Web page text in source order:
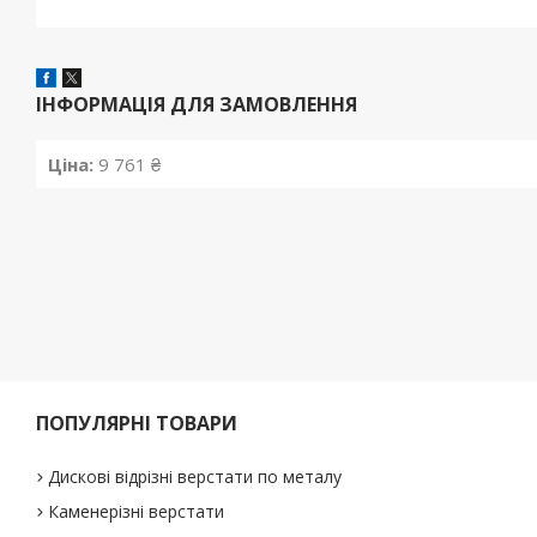
ІНФОРМАЦІЯ ДЛЯ ЗАМОВЛЕННЯ
Ціна: 9 761 ₴
ПОПУЛЯРНІ ТОВАРИ
Дискові відрізні верстати по металу
Каменерізні верстати